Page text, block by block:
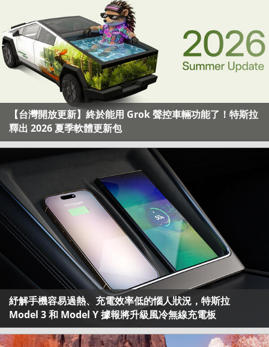
【台灣開放更新】終於能用 Grok 聲控車輛功能了！特斯拉
釋出 2026 夏季軟體更新包
紓解手機容易過熱、充電效率低的惱人狀況，特斯拉
Model 3 和 Model Y 據報將升級風冷無線充電板